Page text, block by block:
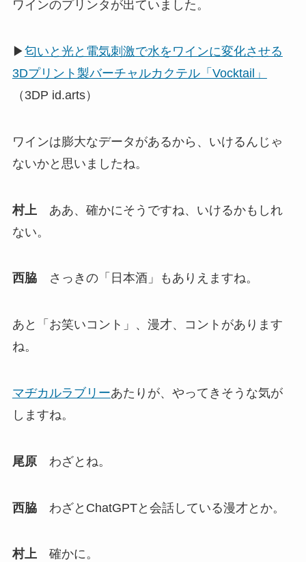
ワインのプリンタが出ていました。
▶匂いと光と電気刺激で水をワインに変化させる
3Dプリント製バーチャルカクテル「Vocktail」
（3DP id.arts）
ワインは膨大なデータがあるから、いけるんじゃ
ないかと思いましたね。
村上 ああ、確かにそうですね、いけるかもしれ
ない。
西脇さっきの「日本酒」もありえますね。
あと「お笑いコント」、漫才、コントがあります
ね。
マヂカルラブリーあたりが、やってきそうな気が
しますね。
尾原わざとね。
西脇わざとChatGPTと会話している漫才とか。
村上確かに。